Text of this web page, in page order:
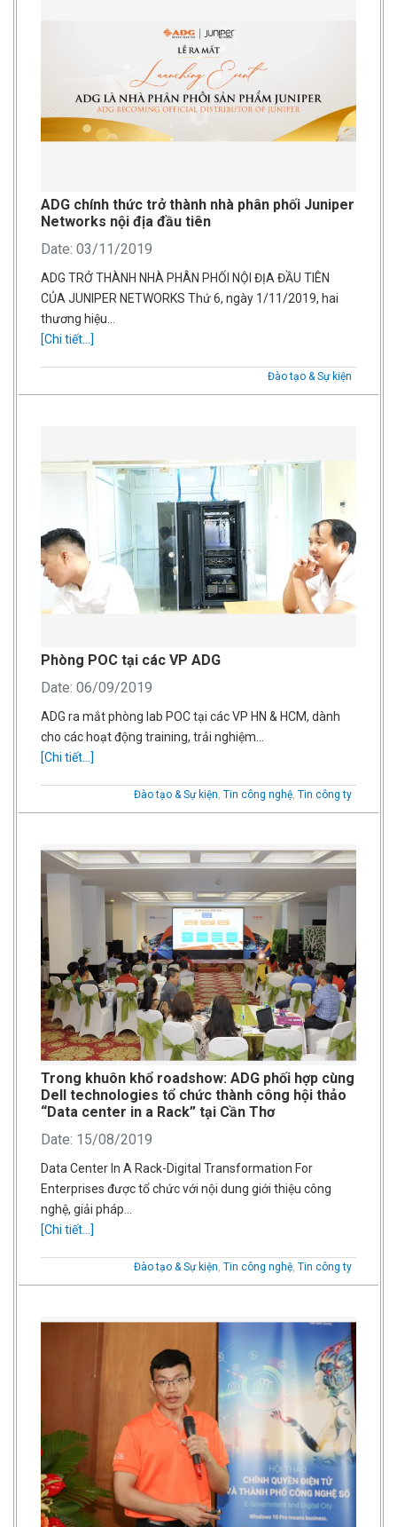
ADG chính thức trở thành nhà phân phối Juniper
Networks nội địa đầu tiên
Date: 03/11/2019
ADG TRỞ THÀNH NHÀ PHÂN PHỐI NỘI ĐỊA ĐẦU TIÊN
CỦA JUNIPER NETWORKS Thứ 6, ngày 1/11/2019, hai
thương hiệu…
[Chi tiết...]
Đào tạo & Sự kiện
Phòng POC tại các VP ADG
Date: 06/09/2019
ADG ra mắt phòng lab POC tại các VP HN & HCM, dành
cho các hoạt động training, trải nghiệm…
[Chi tiết...]
Đào tạo & Sự kiện, Tin công nghệ, Tin công ty
Trong khuôn khổ roadshow: ADG phối hợp cùng
Dell technologies tổ chức thành công hội thảo
“Data center in a Rack” tại Cần Thơ
Date: 15/08/2019
Data Center In A Rack-Digital Transformation For
Enterprises được tổ chức với nội dung giới thiệu công
nghệ, giải pháp…
[Chi tiết...]
Đào tạo & Sự kiện, Tin công nghệ, Tin công ty